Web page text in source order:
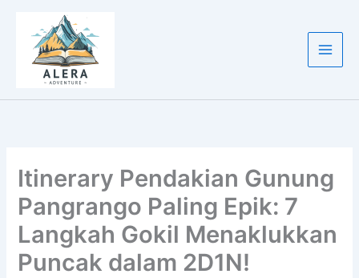
konten
Itinerary Pendakian Gunung
Pangrango Paling Epik: 7
Langkah Gokil Menaklukkan
Puncak dalam 2D1N!